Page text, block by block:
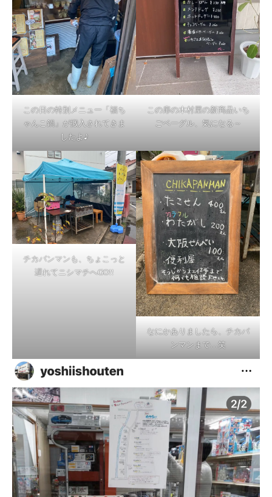
この日の特別メニュー「福ち
ゃんこ鍋」が搬入されてきま
したよ♪
この扉の木村屋の新商品いち
ごベーグル、気になる～
チカパンマンも、ちょこっと
遅れてニシマチへGO!!
なにかありましたら、チカパ
ンマンまで…笑